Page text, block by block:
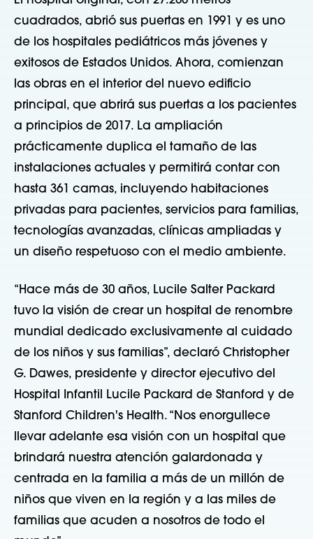
cuadrados, abrió sus puertas en 1991 y es uno
de los hospitales pediátricos más jóvenes y
exitosos de Estados Unidos. Ahora, comienzan
las obras en el interior del nuevo edificio
principal, que abrirá sus puertas a los pacientes
a principios de 2017. La ampliación
prácticamente duplica el tamaño de las
instalaciones actuales y permitirá contar con
hasta 361 camas, incluyendo habitaciones
privadas para pacientes, servicios para familias,
tecnologías avanzadas, clínicas ampliadas y
un diseño respetuoso con el medio ambiente.
“Hace más de 30 años, Lucile Salter Packard
tuvo la visión de crear un hospital de renombre
mundial dedicado exclusivamente al cuidado
de los niños y sus familias”, declaró Christopher
G. Dawes, presidente y director ejecutivo del
Hospital Infantil Lucile Packard de Stanford y de
Stanford Children's Health. “Nos enorgullece
llevar adelante esa visión con un hospital que
brindará nuestra atención galardonada y
centrada en la familia a más de un millón de
niños que viven en la región y a las miles de
familias que acuden a nosotros de todo el